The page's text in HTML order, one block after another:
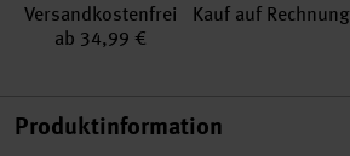
Versand­kosten­frei
ab 34,99 €
Kauf auf Rechnung
Produktinformation